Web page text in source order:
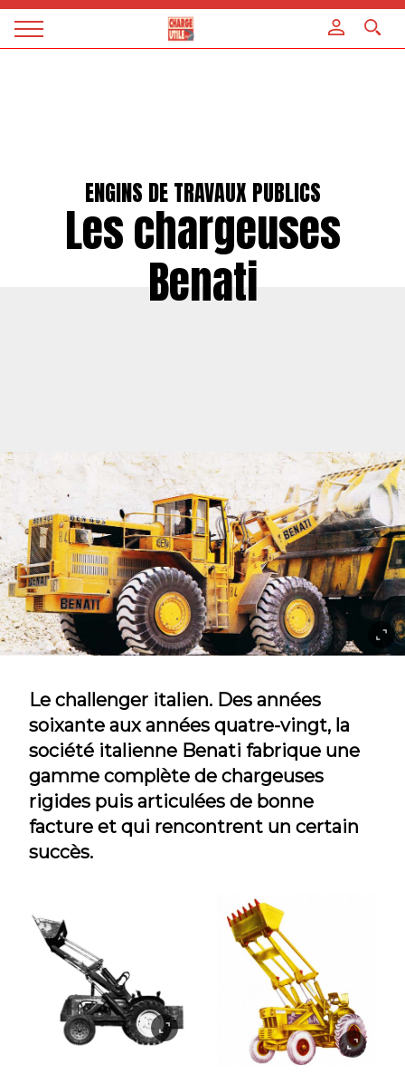
Magazine
ENGINS DE TRAVAUX PUBLICS
Les chargeuses
Benati
Le challenger italien. Des années
soixante aux années quatre-vingt, la
société italienne Benati fabrique une
gamme complète de chargeuses
rigides puis articulées de bonne
facture et qui rencontrent un certain
succès.
Panneau de gestion des cookies